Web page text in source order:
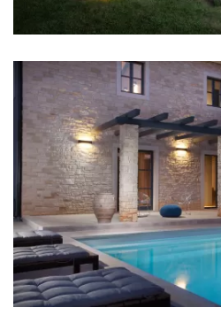
Flughafen: 58 km
Schlafzimmer
Schlafzimmer 1: Doppelbett: 1
Schlafzimmer 2: Doppelbett: 1
Schlafzimmer 3: Doppelbett: 1
Schlafzimmer 4: Einzelbett: 2